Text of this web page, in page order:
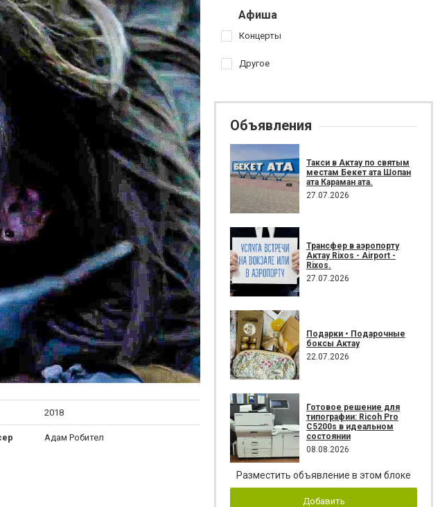
2018
Адам Робител
Афиша
Концерты
Другое
Объявления
Такси в Актау по святым
местам Бекет ата Шопан
ата Караман ата.
27.07.2026
Трансфер в аэропорту
Актау Rixos - Airport -
Rixos.
27.07.2026
Подарки • Подарочные
боксы Актау
22.07.2026
Готовое решение для
типографии: Ricoh Pro
C5200s в идеальном
состоянии
08.08.2026
Разместить объявление в этом блоке
Добавить